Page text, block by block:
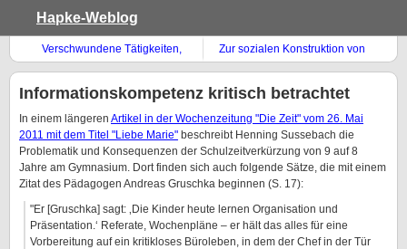
Hapke-Weblog
Verschwundene Tätigkeiten,
Fachreferat und
Zur sozialen Konstruktion von
Recherche-Ergebnissen
Informationskompetenz kritisch betrachtet
In einem längeren Artikel in der Wochenzeitung "Die Zeit" vom 26. Mai
2011 mit dem Titel "Liebe Marie" beschreibt Henning Sussebach die
Problematik und Konsequenzen der Schulzeitverkürzung von 9 auf 8
Jahre am Gymnasium. Dort finden sich auch folgende Sätze, die mit einem
Zitat des Pädagogen Andreas Gruschka beginnen (S. 17):
"Er [Gruschka] sagt: ‚Die Kinder heute lernen Organisation und
Präsentation.‘ Referate, Wochenpläne – er hält das alles für eine
Vorbereitung auf ein kritikloses Büroleben, in dem der Chef in der Tür